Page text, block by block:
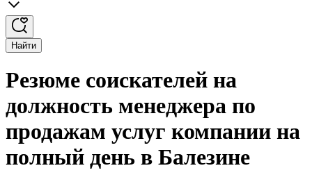
Найти
Резюме соискателей на
должность менеджера по
продажам услуг компании на
полный день в Балезине